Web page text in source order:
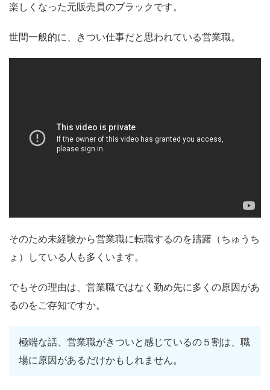
楽しくなった元販売員のブラックです。
世間一般的に、きつい仕事だと思われている営業職。
そのため未経験から営業職に転職するのを躊躇（ちゅうち
ょ）している人も多くいます。
でもその理由は、営業職ではなく勤め先に多くの原因があ
るのをご存知ですか。
極端な話、営業職がきついと感じているの５割は、職
場に原因があるだけかもしれません。